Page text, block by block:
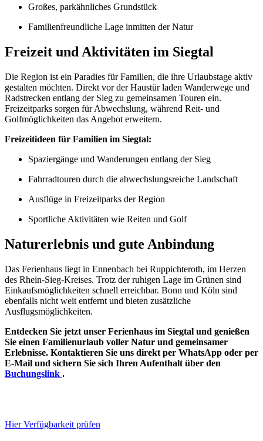
Großes, parkähnliches Grundstück
Familienfreundliche Lage inmitten der Natur
Freizeit und Aktivitäten im Siegtal
Die Region ist ein Paradies für Familien, die ihre Urlaubstage aktiv
gestalten möchten. Direkt vor der Haustür laden Wanderwege und
Radstrecken entlang der Sieg zu gemeinsamen Touren ein.
Freizeitparks sorgen für Abwechslung, während Reit- und
Golfmöglichkeiten das Angebot erweitern.
Freizeitideen für Familien im Siegtal:
Spaziergänge und Wanderungen entlang der Sieg
Fahrradtouren durch die abwechslungsreiche Landschaft
Ausflüge in Freizeitparks der Region
Sportliche Aktivitäten wie Reiten und Golf
Naturerlebnis und gute Anbindung
Das Ferienhaus liegt in Ennenbach bei Ruppichteroth, im Herzen
des Rhein-Sieg-Kreises. Trotz der ruhigen Lage im Grünen sind
Einkaufsmöglichkeiten schnell erreichbar. Bonn und Köln sind
ebenfalls nicht weit entfernt und bieten zusätzliche
Ausflugsmöglichkeiten.
Entdecken Sie jetzt unser Ferienhaus im Siegtal und genießen
Sie einen Familienurlaub voller Natur und gemeinsamer
Erlebnisse. Kontaktieren Sie uns direkt per WhatsApp oder per
E-Mail und sichern Sie sich Ihren Aufenthalt über den
Buchungslink .
Hier Verfügbarkeit prüfen